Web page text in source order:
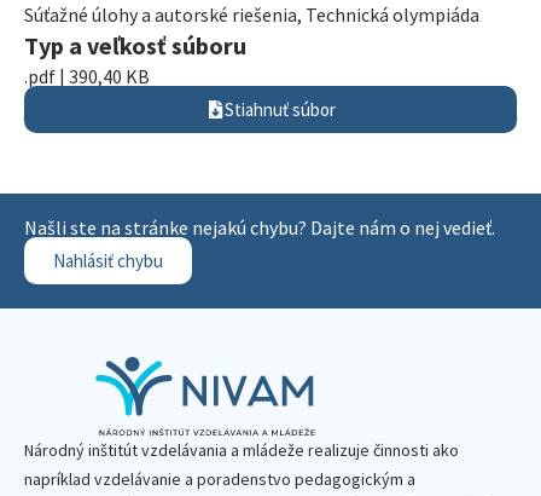
Súťažné úlohy a autorské riešenia, Technická olympiáda
Typ a veľkosť súboru
.pdf | 390,40 KB
Stiahnuť súbor
Našli ste na stránke nejakú chybu? Dajte nám o nej vedieť.
Nahlásiť chybu
Národný inštitút vzdelávania a mládeže realizuje činnosti ako
napríklad vzdelávanie a poradenstvo pedagogickým a